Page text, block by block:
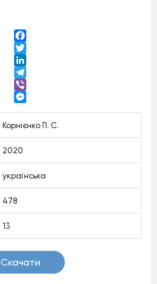
Facebook
Twitter
LinkedIn
Telegram
Viber
Корнієнко П. С.
2020
українська
478
13
Скачати